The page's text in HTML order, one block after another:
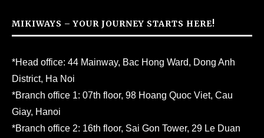
MIKIWAYS – YOUR JOURNEY STARTS HERE!
*Head office: 44 Mainway, Bac Hong Ward, Dong Anh
District, Ha Noi
*Branch office 1: 07th floor, 98 Hoang Quoc Viet, Cau
Giay, Hanoi
*Branch office 2: 16th floor, Sai Gon Tower, 29 Le Duan